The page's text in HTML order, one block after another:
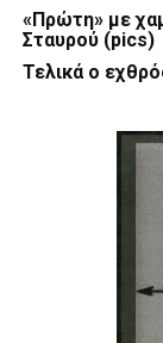
«Πρώτη» με
Σταυρού (pics)
Τελικά ο